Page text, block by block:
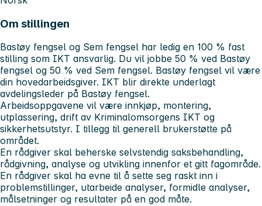
Om stillingen
Bastøy fengsel og Sem fengsel har ledig en 100 % fast
stilling som IKT ansvarlig. Du vil jobbe 50 % ved Bastøy
fengsel og 50 % ved Sem fengsel. Bastøy fengsel vil være
din hovedarbeidsgiver. IKT blir direkte underlagt
avdelingsleder på Bastøy fengsel.
Arbeidsoppgavene vil være innkjøp, montering,
utplassering, drift av Kriminalomsorgens IKT og
sikkerhetsutstyr. I tillegg til generell brukerstøtte på
området.
En rådgiver skal beherske selvstendig saksbehandling,
rådgivning, analyse og utvikling innenfor et gitt fagområde.
En rådgiver skal ha evne til å sette seg raskt inn i
problemstillinger, utarbeide analyser, formidle analyser,
målsetninger og resultater på en god måte.